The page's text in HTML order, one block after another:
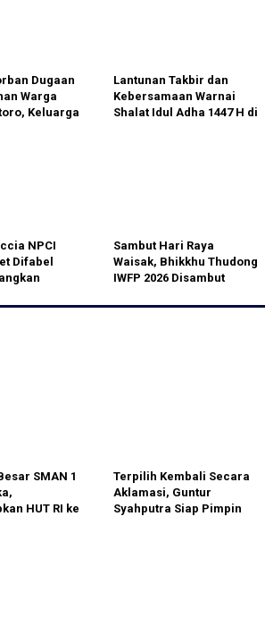
Dugaan
Warga
Keluarga
Lantunan Takbir dan
Kebersamaan Warnai
Shalat Idul Adha 1447 H di
NPCI
Difabel
Jateng di
Sambut Hari Raya
Waisak, Bhikkhu Thudong
IWFP 2026 Disambut
SMAN 1
HUT RI ke
Terpilih Kembali Secara
Aklamasi, Guntur
Syahputra Siap Pimpin